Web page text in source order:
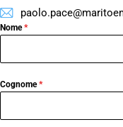
Nome*
Cognome*